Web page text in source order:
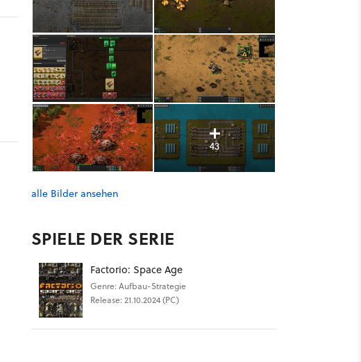
43
alle Bilder ansehen
SPIELE DER SERIE
Factorio: Space Age
Genre: Aufbau-Strategie
Release: 21.10.2024 (PC)